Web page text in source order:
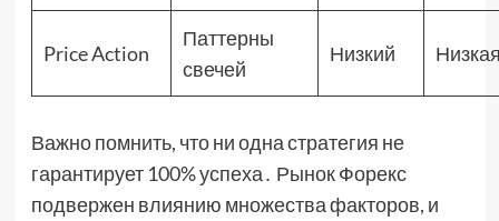
Price Action
Паттерны
свечей
Низкий
Важно помнить, что ни одна стратегия не
гарантирует 100% успеха․ Рынок Форекс
подвержен влиянию множества факторов, и